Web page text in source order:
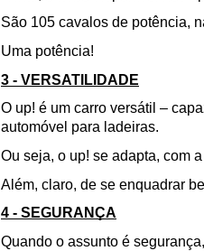
São 105 cavalos de potência,
Uma potência!
3 - VERSATILIDADE
O up! é um carro versátil –
automóvel para ladeiras.
Ou seja, o up! se adapta, com
Além, claro, de se enquadrar
4 - SEGURANÇA
Quando o assunto é